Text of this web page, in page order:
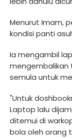
Menurut Imam,
kondisi panti
Ia mengambil
semula untuk
"Untuk
Laptop lalu
ditemui di
bola oleh orang